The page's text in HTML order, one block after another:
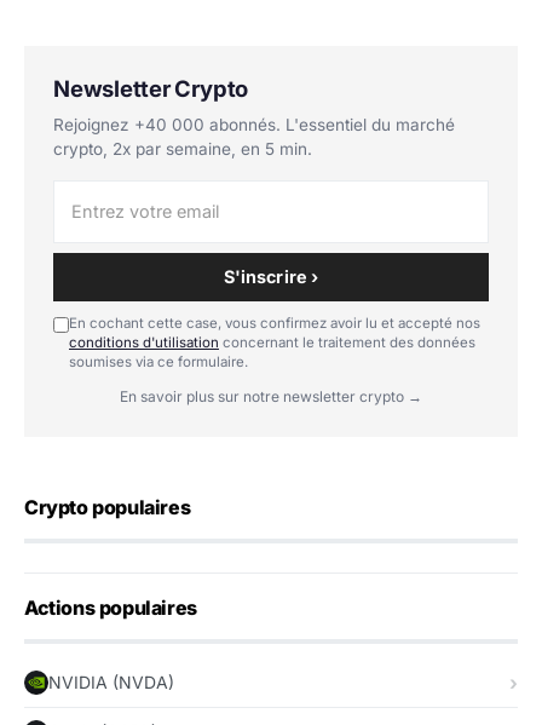
Newsletter Crypto
Rejoignez +40 000 abonnés. L'essentiel du marché
crypto, 2x par semaine, en 5 min.
S'inscrire ›
En cochant cette case, vous confirmez avoir lu et accepté nos
conditions d'utilisation concernant le traitement des données
soumises via ce formulaire.
En savoir plus sur notre newsletter crypto →
Crypto populaires
Actions populaires
NVIDIA (NVDA)